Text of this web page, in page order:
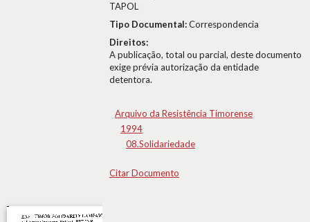
TAPOL
Tipo Documental:Correspondencia
Direitos:
A publicação, total ou parcial, deste documento
exige prévia autorização da entidade
detentora.
Arquivo da Resistência Timorense
1994
08.Solidariedade
Citar Documento